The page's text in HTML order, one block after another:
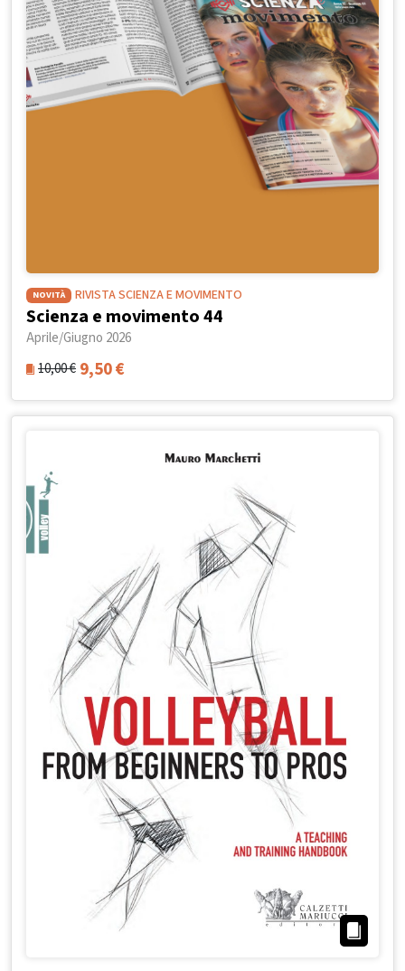
NOVITÀ RIVISTA SCIENZA E MOVIMENTO
Scienza e movimento 44
Aprile/Giugno 2026
10,00€ 9,50€